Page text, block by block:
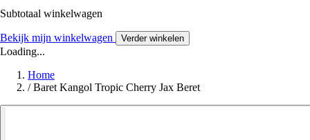
Subtotaal winkelwagen
Bekijk mijn winkelwagen Verder winkelen
Loading...
Home
/ Baret Kangol Tropic Cherry Jax Beret